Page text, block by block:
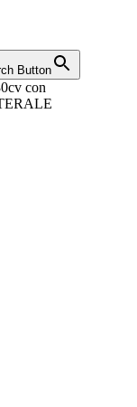
Button
con